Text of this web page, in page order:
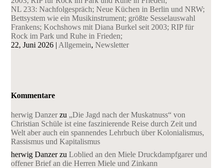
NL 233: Nachfolgespräch; Neue Küchen in Berlin und NRW;
Bettsystem wie ein Musikinstrument; größte Sesselauswahl
Frankens; Kochshows mit Diana Burkel seit 2003; RIP für
Rock im Park und Ruhe in Frieden;
22, Juni 2026 | Allgemein,Newsletter
Kommentare
herwig Danzerzu „Die Jagd nach der Muskatnuss“ von
Christian Schüle ist eine faszinierende Reise durch Zeit und
Welt aber auch ein spannendes Lehrbuch über Kolonialismus,
Rassismus und Kapitalismus
herwig DanzerzuLoblied an den Miele Druckdampfgarer und
offener Brief an die Herren Miele und Zinkann